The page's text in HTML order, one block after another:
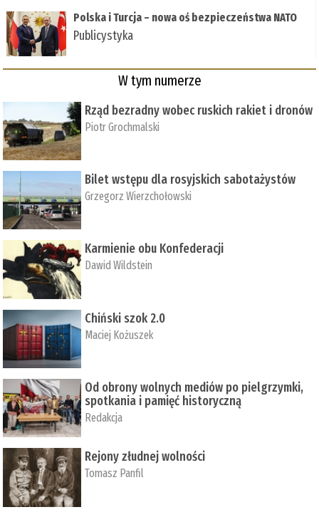
Polska i Turcja – nowa oś bezpieczeństwa NATO
Publicystyka
W tym numerze
Rząd bezradny wobec ruskich rakiet i dronów
Piotr Grochmalski
Bilet wstępu dla rosyjskich sabotażystów
Grzegorz Wierzchołowski
Karmienie obu Konfederacji
Dawid Wildstein
Chiński szok 2.0
Maciej Kożuszek
Od obrony wolnych mediów po pielgrzymki,
spotkania i pamięć historyczną
Redakcja
Rejony złudnej wolności
Tomasz Panfil